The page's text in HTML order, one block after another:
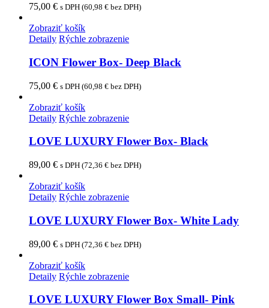
75,00 € s DPH (60,98 € bez DPH)
Zobraziť košík
Detaily Rýchle zobrazenie
ICON Flower Box- Deep Black
75,00 € s DPH (60,98 € bez DPH)
Zobraziť košík
Detaily Rýchle zobrazenie
LOVE LUXURY Flower Box- Black
89,00 € s DPH (72,36 € bez DPH)
Zobraziť košík
Detaily Rýchle zobrazenie
LOVE LUXURY Flower Box- White Lady
89,00 € s DPH (72,36 € bez DPH)
Zobraziť košík
Detaily Rýchle zobrazenie
LOVE LUXURY Flower Box Small- Pink